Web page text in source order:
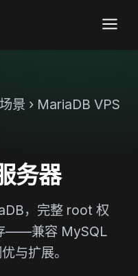
景 › MariaDB VPS
务器
，完整 root 权
——兼容 MySQL
与扩展。